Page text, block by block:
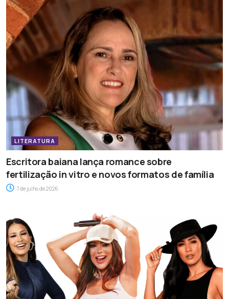
LITERATURA
Escritora baiana lança romance sobre
fertilização in vitro e novos formatos de família
7 de julho de 2026